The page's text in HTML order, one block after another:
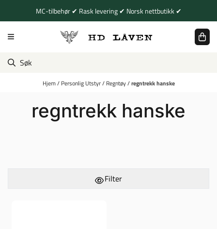
Hopp til innholdMC-tilbehør ✔ Rask levering ✔ Norsk nettbutikk ✔
Hjem/ Personlig Utstyr/ Regntøy/regntrekk hanske
regntrekk hanske
Filter